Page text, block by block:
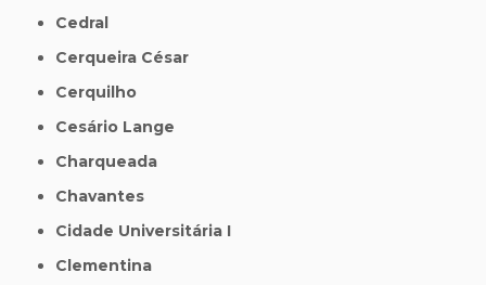
Cedral
Cerqueira César
Cerquilho
Cesário Lange
Charqueada
Chavantes
Cidade Universitária I
Clementina